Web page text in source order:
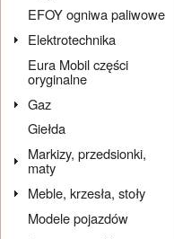
EFOY ogniwa paliwowe
Elektrotechnika
Eura Mobil części
oryginalne
Gaz
Giełda
Markizy, przedsionki,
maty
Meble, krzesła, stoły
Modele pojazdów